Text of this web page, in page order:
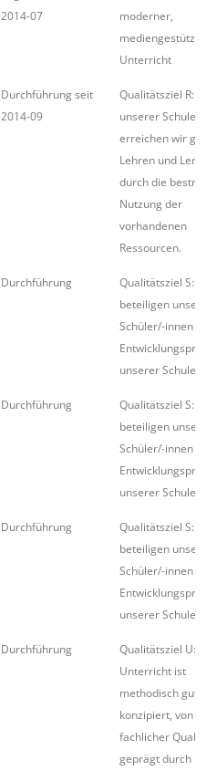
2014-07
moderner,
mediengestützter
Unterricht
Durchführung seit
2014-09
Qualitätsziel R: An
unserer Schule
erreichen wir gutes
Lehren und Lernen
durch die
Nutzung der
vorhandenen
Ressourcen.
Durchführung
Qualitätsziel S: Wir
beteiligen unsere
Schüler/-innen
unserer Schule.
Durchführung
Qualitätsziel S: Wir
beteiligen unsere
Schüler/-innen
unserer Schule.
Durchführung
Qualitätsziel S: Wir
beteiligen unsere
Schüler/-innen
unserer Schule.
Durchführung
Qualitätsziel U:
Unterricht ist
methodisch gut
konzipiert, von
fachlicher Qualität
geprägt durch